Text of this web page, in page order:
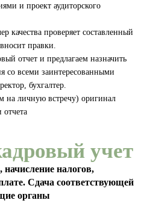
и проект аудиторского
качества проверяет составленный
правки.
отчет и предлагаем назначить
со всеми заинтересованными
бухгалтер.
на личную встречу) оригинал
отчета
учет
начисление налогов,
Сдача соответствующей
органы